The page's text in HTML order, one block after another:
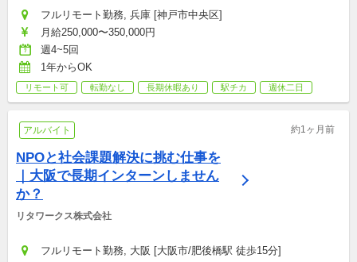
フルリモート勤務, 兵庫 [神戸市中央区]
月給250,000〜350,000円
週4~5回
1年からOK
リモート可 転勤なし 長期休暇あり 駅チカ 週休二日
アルバイト 約1ヶ月前
NPOと社会課題解決に挑む仕事を
｜大阪で長期インターンしません
か？
リタワークス株式会社
フルリモート勤務, 大阪 [大阪市/肥後橋駅 徒歩15分]